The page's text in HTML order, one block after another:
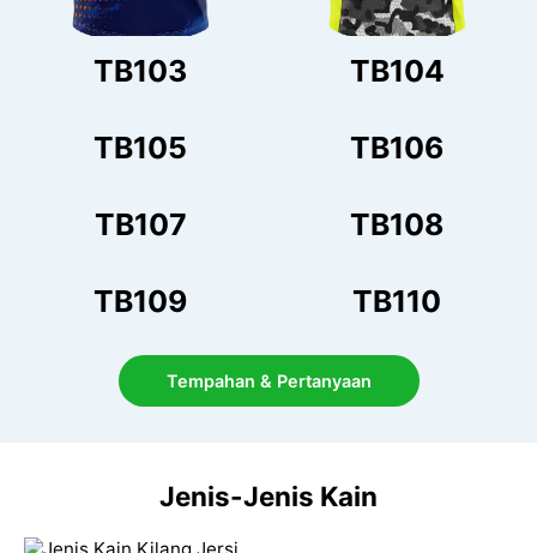
TB103 TB104
TB105 TB106
TB107 TB108
TB109 TB110
Tempahan & Pertanyaan
Jenis-Jenis Kain